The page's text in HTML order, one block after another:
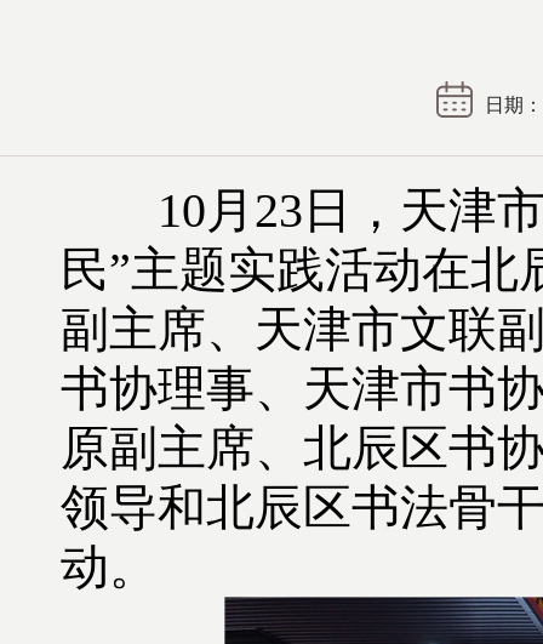
日期
10月23日，天津市
民”主题实践活动在
副主席、天津市文联
书协理事、天津市书
原副主席、北辰区书
领导和北辰区书法骨
动。